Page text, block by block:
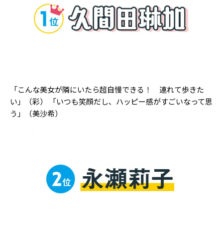
「こんな美女が隣にいたら超自慢できる！ 連れて歩きた
い」（彩） 「いつも笑顔だし、ハッピー感がすごいなって思
う」（美沙希）